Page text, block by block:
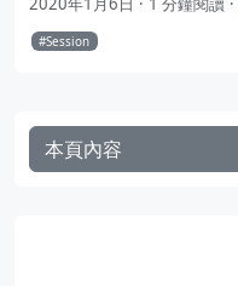
Session
本頁內容